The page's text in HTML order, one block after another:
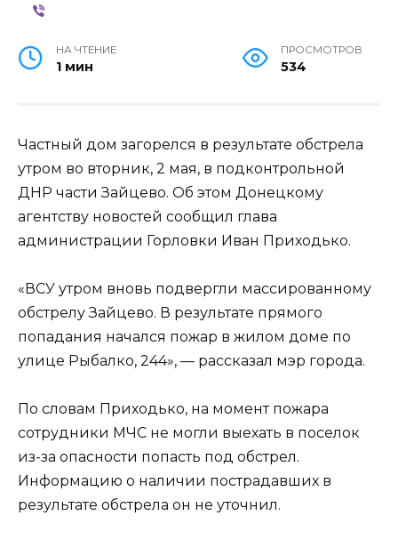
НА ЧТЕНИЕ
1 мин
ПРОСМОТРОВ
534
Частный дом загорелся в результате обстрела
утром во вторник, 2 мая, в подконтрольной
ДНР части Зайцево. Об этом Донецкому
агентству новостей сообщил глава
администрации Горловки Иван Приходько.
«ВСУ утром вновь подвергли массированному
обстрелу Зайцево. В результате прямого
попадания начался пожар в жилом доме по
улице Рыбалко, 244», — рассказал мэр города.
По словам Приходько, на момент пожара
сотрудники МЧС не могли выехать в поселок
из-за опасности попасть под обстрел.
Информацию о наличии пострадавших в
результате обстрела он не уточнил.